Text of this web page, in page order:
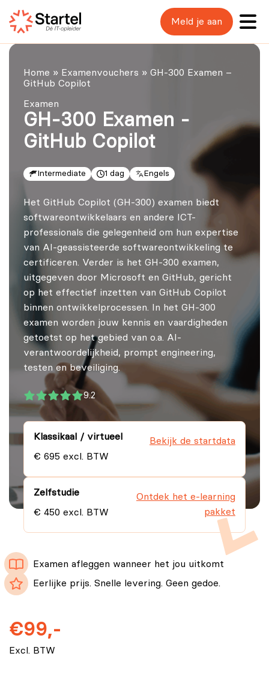
Meld je aan
Home » Examenvouchers » GH-300 Examen –
GitHub Copilot
Examen
GH-300 Examen -
GitHub Copilot
Intermediate 1 dag Engels
Het GitHub Copilot (GH-300) examen biedt
softwareontwikkelaars en andere ICT-
professionals die gelegenheid om hun expertise
van AI-geassisteerde softwareontwikkeling te
certificeren. Verder is het GH-300 examen,
uitgegeven door Microsoft en GitHub, gericht
op het effectief inzetten van GitHub Copilot
binnen ontwikkelprocessen. In het GH-300
examen worden jouw kennis en vaardigheden
getoetst op het gebied van o.a. AI-
verantwoordelijkheid, prompt engineering,
testen en beveiliging.
9.2
Klassikaal / virtueel
€ 695 excl. BTW
Bekijk de startdata
Zelfstudie
€ 450 excl. BTW
Ontdek het e-learning
pakket
Examen afleggen wanneer het jou uitkomt
Eerlijke prijs. Snelle levering. Geen gedoe.
€99,-
Excl. BTW